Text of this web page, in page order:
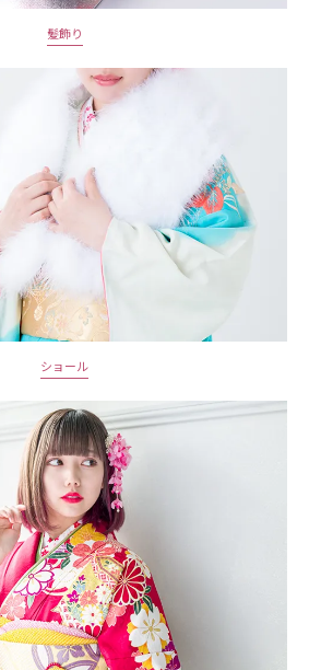
髪飾り
ショール